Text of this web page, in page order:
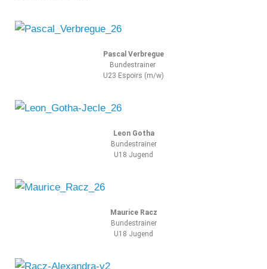
Pascal Verbregue
Bundestrainer
U23 Espoirs (m/w)
Leon Gotha
Bundestrainer
U18 Jugend
Maurice Racz
Bundestrainer
U18 Jugend